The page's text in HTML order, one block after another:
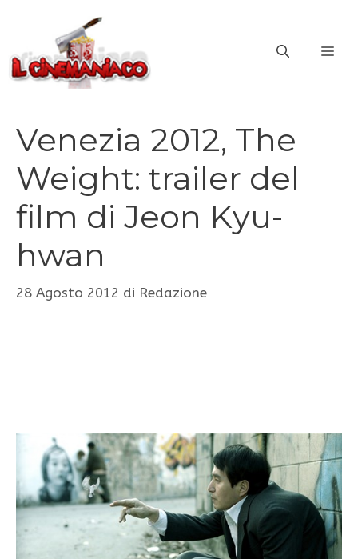
contenuto
Venezia 2012, The
Weight: trailer del
film di Jeon Kyu-
hwan
28 Agosto 2012 di Redazione